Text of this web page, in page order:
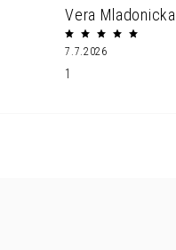
Vera Mladonicka
7.7.2026
1